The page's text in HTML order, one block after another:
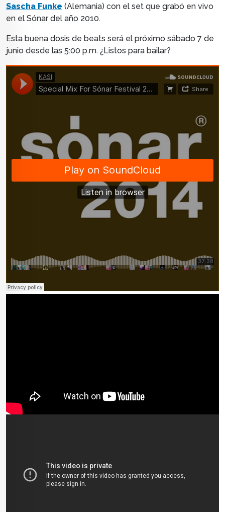
Sascha Funke (Alemania) con el set que grabó en vivo
en el Sónar del año 2010.
Esta buena dosis de beats será el próximo sábado 7 de
junio desde las 5:00 p.m. ¿Listos para bailar?